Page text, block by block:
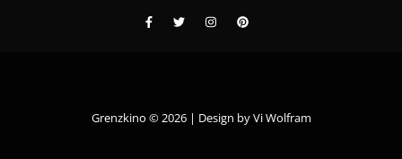
Grenzkino © 2026 | Design byVi Wolfram